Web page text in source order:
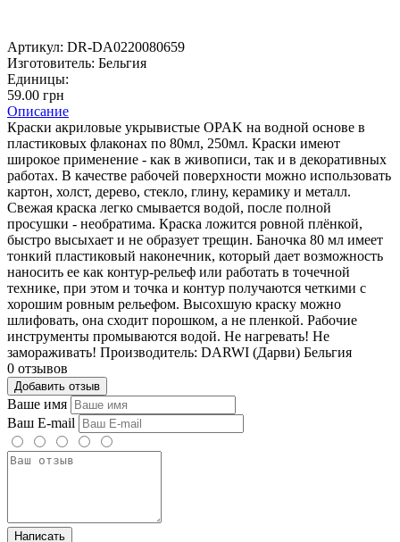
Артикул: DR-DA0220080659
Изготовитель: Бельгия
Единицы:
59.00 грн
Описание
Краски акриловые укрывистые OPAK на водной основе в
пластиковых флаконах по 80мл, 250мл. Краски имеют
широкое применение - как в живописи, так и в декоративных
работах. В качестве рабочей поверхности можно использовать
картон, холст, дерево, стекло, глину, керамику и металл.
Свежая краска легко смывается водой, после полной
просушки - необратима. Краска ложится ровной плёнкой,
быстро высыхает и не образует трещин. Баночка 80 мл имеет
тонкий пластиковый наконечник, который дает возможность
наносить ее как контур-рельеф или работать в точечной
технике, при этом и точка и контур получаются четкими с
хорошим ровным рельефом. Высохшую краску можно
шлифовать, она сходит порошком, а не пленкой. Рабочие
инструменты промываются водой. Не нагревать! Не
замораживать! Производитель: DARWI (Дарви) Бельгия
0 отзывов
Добавить отзыв
Ваше имя
Ваш E-mail
Написать